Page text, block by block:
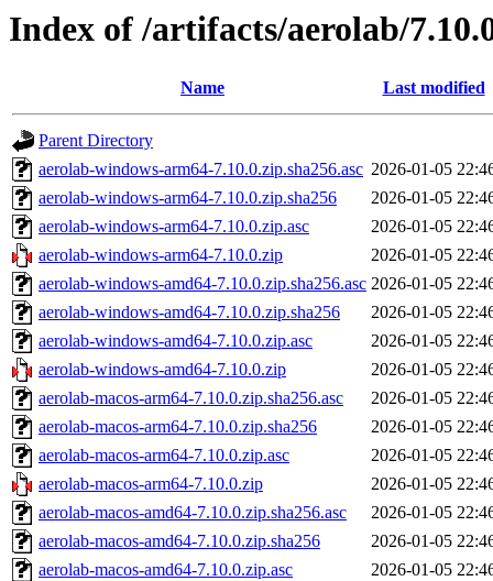
Index of /artifacts/aerolab/
Name Last modified
Parent Directory
aerolab-windows-arm64-7.10.0.zip.sha256.asc 2026-01-05
aerolab-windows-arm64-7.10.0.zip.sha256
2026-01-05
aerolab-windows-arm64-7.10.0.zip.asc
2026-01-05
aerolab-windows-arm64-7.10.0.zip
2026-01-05
aerolab-windows-amd64-7.10.0.zip.sha256.asc 2026-01-05
aerolab-windows-amd64-7.10.0.zip.sha256
2026-01-05
aerolab-windows-amd64-7.10.0.zip.asc
2026-01-05
aerolab-windows-amd64-7.10.0.zip
2026-01-05
aerolab-macos-arm64-7.10.0.zip.sha256.asc
2026-01-05
aerolab-macos-arm64-7.10.0.zip.sha256
2026-01-05
aerolab-macos-arm64-7.10.0.zip.asc
2026-01-05
aerolab-macos-arm64-7.10.0.zip
2026-01-05
aerolab-macos-amd64-7.10.0.zip.sha256.asc
2026-01-05
aerolab-macos-amd64-7.10.0.zip.sha256
2026-01-05
aerolab-macos-amd64-7.10.0.zip.asc
2026-01-05